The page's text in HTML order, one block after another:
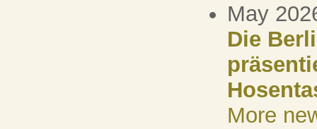
May
Die
More